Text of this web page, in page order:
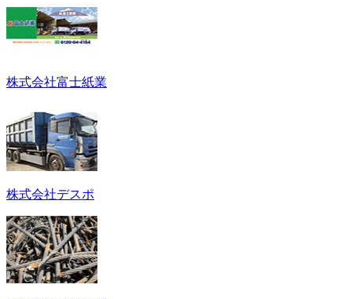
株式会社富士紙業
株式会社デスポ